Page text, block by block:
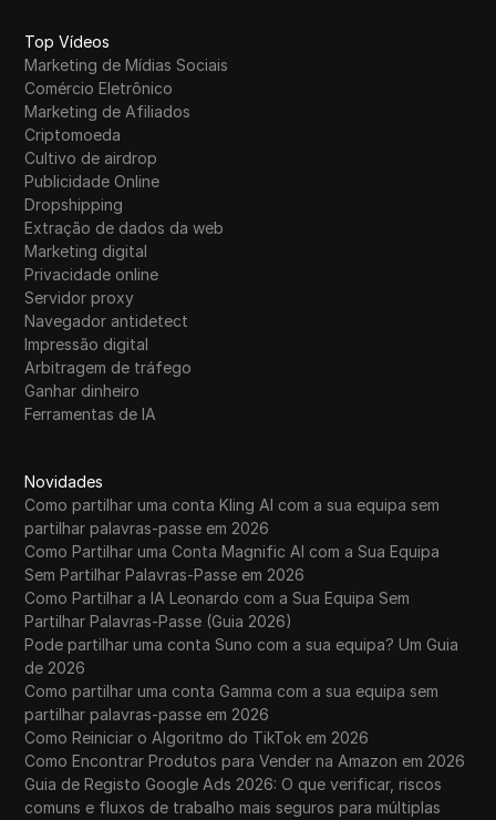
Top Vídeos
Marketing de Mídias Sociais
Comércio Eletrônico
Marketing de Afiliados
Criptomoeda
Cultivo de airdrop
Publicidade Online
Dropshipping
Extração de dados da web
Marketing digital
Privacidade online
Servidor proxy
Navegador antidetect
Impressão digital
Arbitragem de tráfego
Ganhar dinheiro
Ferramentas de IA
Novidades
Como partilhar uma conta Kling AI com a sua equipa sem
partilhar palavras-passe em 2026
Como Partilhar uma Conta Magnific AI com a Sua Equipa
Sem Partilhar Palavras-Passe em 2026
Como Partilhar a IA Leonardo com a Sua Equipa Sem
Partilhar Palavras-Passe (Guia 2026)
Pode partilhar uma conta Suno com a sua equipa? Um Guia
de 2026
Como partilhar uma conta Gamma com a sua equipa sem
partilhar palavras-passe em 2026
Como Reiniciar o Algoritmo do TikTok em 2026
Como Encontrar Produtos para Vender na Amazon em 2026
Guia de Registo Google Ads 2026: O que verificar, riscos
comuns e fluxos de trabalho mais seguros para múltiplas